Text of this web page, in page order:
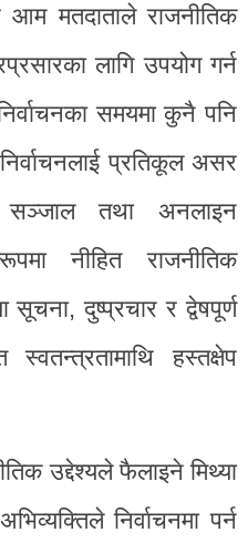
मतदाताले राजनीतिक
लागि उपयोग गर्न
समयमा कुनै पनि
प्रतिकूल असर
सञ्जाल तथा अनलाइन
नीहित राजनीतिक
सूचना, दुष्प्रचार र द्वेषपूर्ण
स्वतन्त्रतामाथि हस्तक्षेप
उद्देश्यले फैलाइने मिथ्या
निर्वाचनमा पर्न